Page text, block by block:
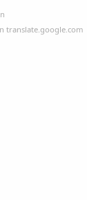
translate.google.com